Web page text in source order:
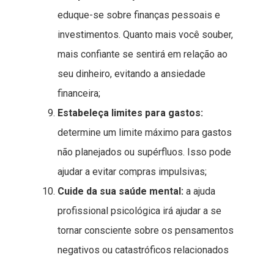
eduque-se sobre finanças pessoais e
investimentos. Quanto mais você souber,
mais confiante se sentirá em relação ao
seu dinheiro, evitando a ansiedade
financeira;
Estabeleça limites para gastos:
determine um limite máximo para gastos
não planejados ou supérfluos. Isso pode
ajudar a evitar compras impulsivas;
Cuide da sua saúde mental: a ajuda
profissional psicológica irá ajudar a se
tornar consciente sobre os pensamentos
negativos ou catastróficos relacionados